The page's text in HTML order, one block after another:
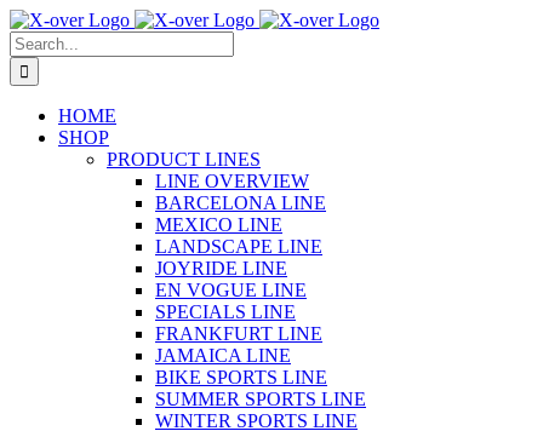
Skip
to
content
Search
for:
HOME
SHOP
PRODUCT LINES
LINE OVERVIEW
BARCELONA LINE
MEXICO LINE
LANDSCAPE LINE
JOYRIDE LINE
EN VOGUE LINE
SPECIALS LINE
FRANKFURT LINE
JAMAICA LINE
BIKE SPORTS LINE
SUMMER SPORTS LINE
WINTER SPORTS LINE